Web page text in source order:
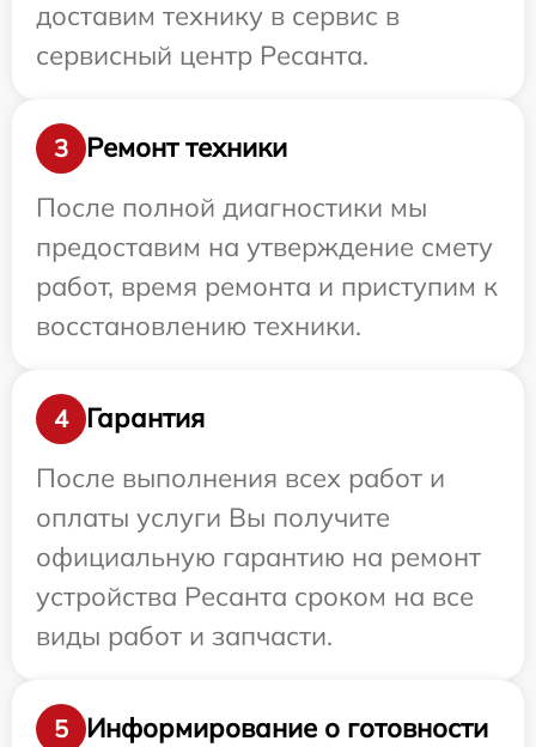
доставим технику в сервис в
сервисный центр Ресанта.
3
Ремонт техники
После полной диагностики мы
предоставим на утверждение смету
работ, время ремонта и приступим к
восстановлению техники.
4
Гарантия
После выполнения всех работ и
оплаты услуги Вы получите
официальную гарантию на ремонт
устройства Ресанта сроком на все
виды работ и запчасти.
5
Информирование о готовности